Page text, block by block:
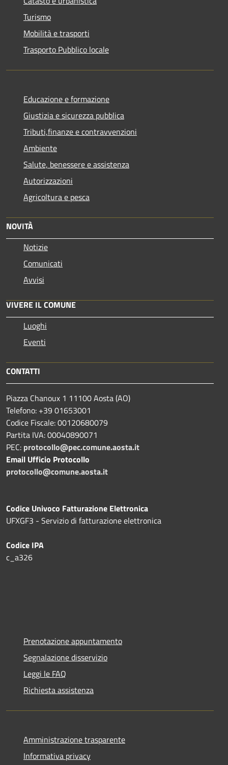
Turismo
Mobilità e trasporti
Trasporto Pubblico locale
Educazione e formazione
Giustizia e sicurezza pubblica
Tributi,finanze e contravvenzioni
Ambiente
Salute, benessere e assistenza
Autorizzazioni
Agricoltura e pesca
NOVITÀ
Notizie
Comunicati
Avvisi
VIVERE IL COMUNE
Luoghi
Eventi
CONTATTI
Piazza Chanoux 1 11100 Aosta (AO)
Telefono: +39 01653001
Codice Fiscale: 00120680079
Partita IVA: 00040890071
PEC: protocollo@pec.comune.aosta.it
Email Ufficio Protocollo
protocollo@comune.aosta.it
Codice Univoco Fatturazione Elettronica
UFXGF3 - Servizio di fatturazione elettronica
Codice IPA
c_a326
Prenotazione appuntamento
Segnalazione disservizio
Leggi le FAQ
Richiesta assistenza
Amministrazione trasparente
Informativa privacy